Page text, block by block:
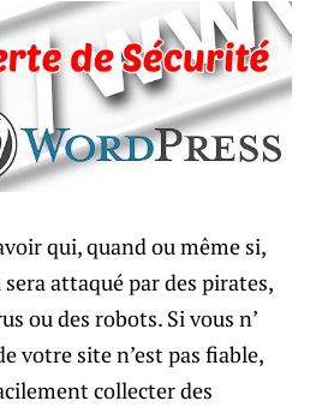
qui, quand ou même si,
attaqué par des pirates,
ou des robots. Si vous n’
votre site n’est pas fiable,
collecter des